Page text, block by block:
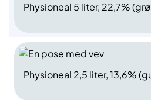
Physioneal 5 liter, 22,7%
Physioneal 2,5 liter, 13,6%